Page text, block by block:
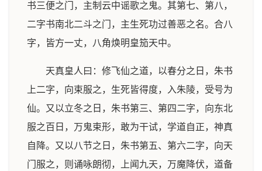
书三便之门，主制云中谣歌之鬼。其第七、第八，
二字书南北二斗之门，主生死功过善恶之名。合八
字，皆方一丈，八角焕明皇笳天中。
天真皇人曰：修飞仙之道，以春分之日，朱书
上二字，向束服之，生死皆得度，入朱陵，受号为
仙。又以立冬之日，朱书第三、第四二字，向东北
服之百日，万鬼束形，敢为干试，学道自正，神真
自降。又以八节之日，朱书第五、第六二字，向天
门服之，则诵咏朗彻，上闻九天，万魔降伏，道备